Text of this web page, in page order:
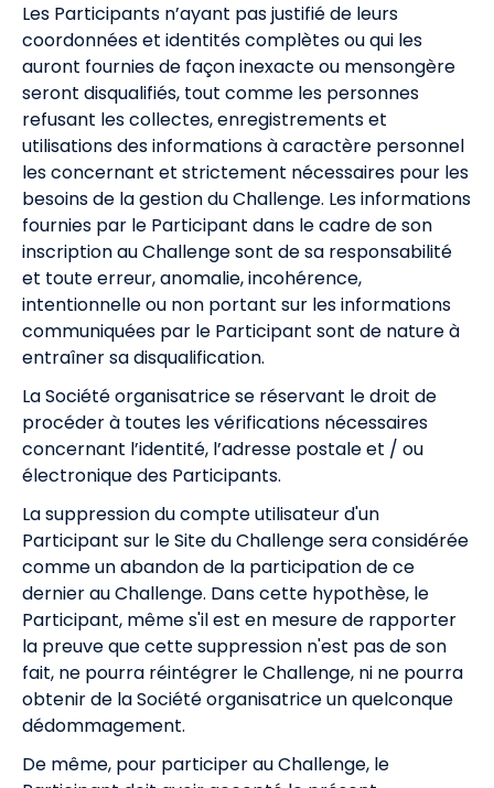
Les Participants n’ayant pas justifié de leurs
coordonnées et identités complètes ou qui les
auront fournies de façon inexacte ou mensongère
seront disqualifiés, tout comme les personnes
refusant les collectes, enregistrements et
utilisations des informations à caractère personnel
les concernant et strictement nécessaires pour les
besoins de la gestion du Challenge. Les informations
fournies par le Participant dans le cadre de son
inscription au Challenge sont de sa responsabilité
et toute erreur, anomalie, incohérence,
intentionnelle ou non portant sur les informations
communiquées par le Participant sont de nature à
entraîner sa disqualification.
La Société organisatrice se réservant le droit de
procéder à toutes les vérifications nécessaires
concernant l’identité, l’adresse postale et / ou
électronique des Participants.
La suppression du compte utilisateur d'un
Participant sur le Site du Challenge sera considérée
comme un abandon de la participation de ce
dernier au Challenge. Dans cette hypothèse, le
Participant, même s'il est en mesure de rapporter
la preuve que cette suppression n'est pas de son
fait, ne pourra réintégrer le Challenge, ni ne pourra
obtenir de la Société organisatrice un quelconque
dédommagement.
De même, pour participer au Challenge, le